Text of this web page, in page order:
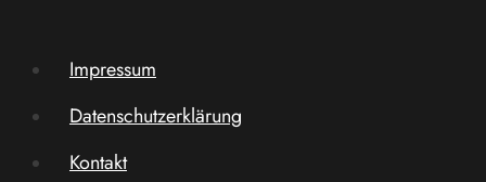
Impressum
Datenschutzerklärung
Kontakt